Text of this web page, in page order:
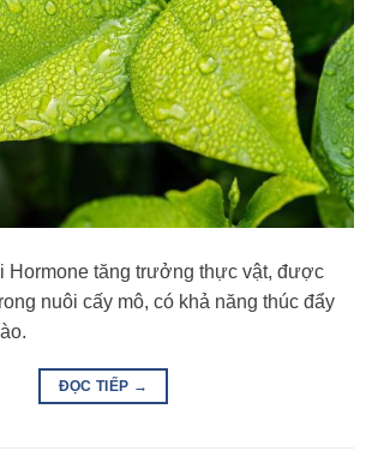
Hormone tăng trưởng thực vật, được
nuôi cấy mô, có khả năng thúc đẩy
ĐỌC TIẾP →